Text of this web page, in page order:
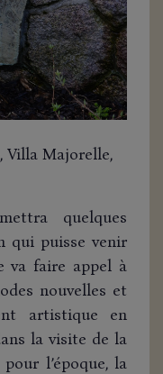
Villa Majorelle,
quelques
qui puisse venir
va faire appel à
nouvelles et
artistique en
la visite de la
l’époque, la